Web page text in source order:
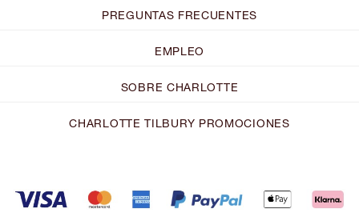
PREGUNTAS FRECUENTES
EMPLEO
SOBRE CHARLOTTE
CHARLOTTE TILBURY PROMOCIONES